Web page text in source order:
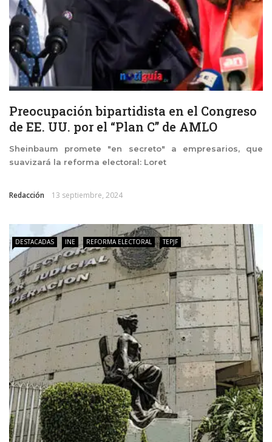
Preocupación bipartidista en el Congreso
de EE. UU. por el “Plan C” de AMLO
Sheinbaum promete "en secreto" a empresarios, que
suavizará la reforma electoral: Loret
Redacción 13 septiembre, 2024
DESTACADAS INE REFORMA ELECTORAL TEPJF